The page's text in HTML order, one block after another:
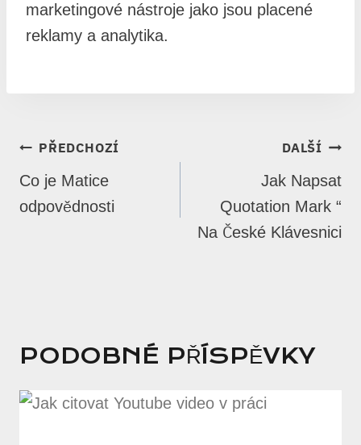
marketingové nástroje jako jsou placené
reklamy a analytika.
NAVIGACE
PRO
PŘÍSPĚVEK
PŘEDCHOZÍ
Co je Matice
odpovědnosti
DALŠÍ
Jak Napsat
Quotation Mark “
Na České Klávesnici
PODOBNÉ PŘÍSPĚVKY